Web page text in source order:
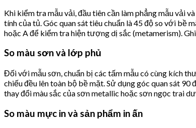
Khi kiểm tra mẫu vải, đầu tiên cần làm phẳng mẫu vải
tính của tủ. Góc quan sát tiêu chuẩn là 45 độ so với bề
hoặc A để kiểm tra hiện tượng dị sắc (metamerism).
So màu sơn và lớp phủ
Đối với mẫu sơn, chuẩn bị các tấm mẫu có cùng kích
chiếu đều lên toàn bộ bề mặt. Sử dụng góc quan sát
thay đổi màu sắc của sơn metallic hoặc sơn ngọc trai
So màu mực in và sản phẩm in ấn